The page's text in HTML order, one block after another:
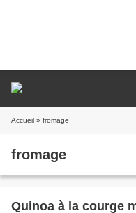
Accueil » fromage
fromage
Quinoa à la courge